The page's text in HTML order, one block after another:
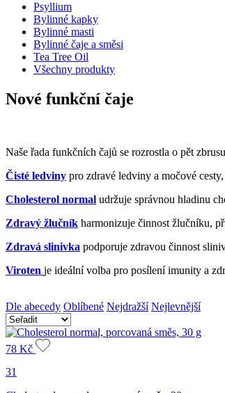
Psyllium
Bylinné kapky
Bylinné masti
Bylinné čaje a směsi
Tea Tree Oil
Všechny produkty
Nové funkční čaje
Naše řada funkčních čajů se rozrostla o pět
Čisté ledviny pro zdravé ledviny a močové
Cholesterol normal udržuje správnou hladinu
Zdravý žlučník harmonizuje činnost žlučníku,
Zdravá slinivka podporuje zdravou činnost
Viroten je ideální volba pro posílení imunity a
Dle abecedy Oblíbené Nejdražší Nejlevnější
78 Kč
31